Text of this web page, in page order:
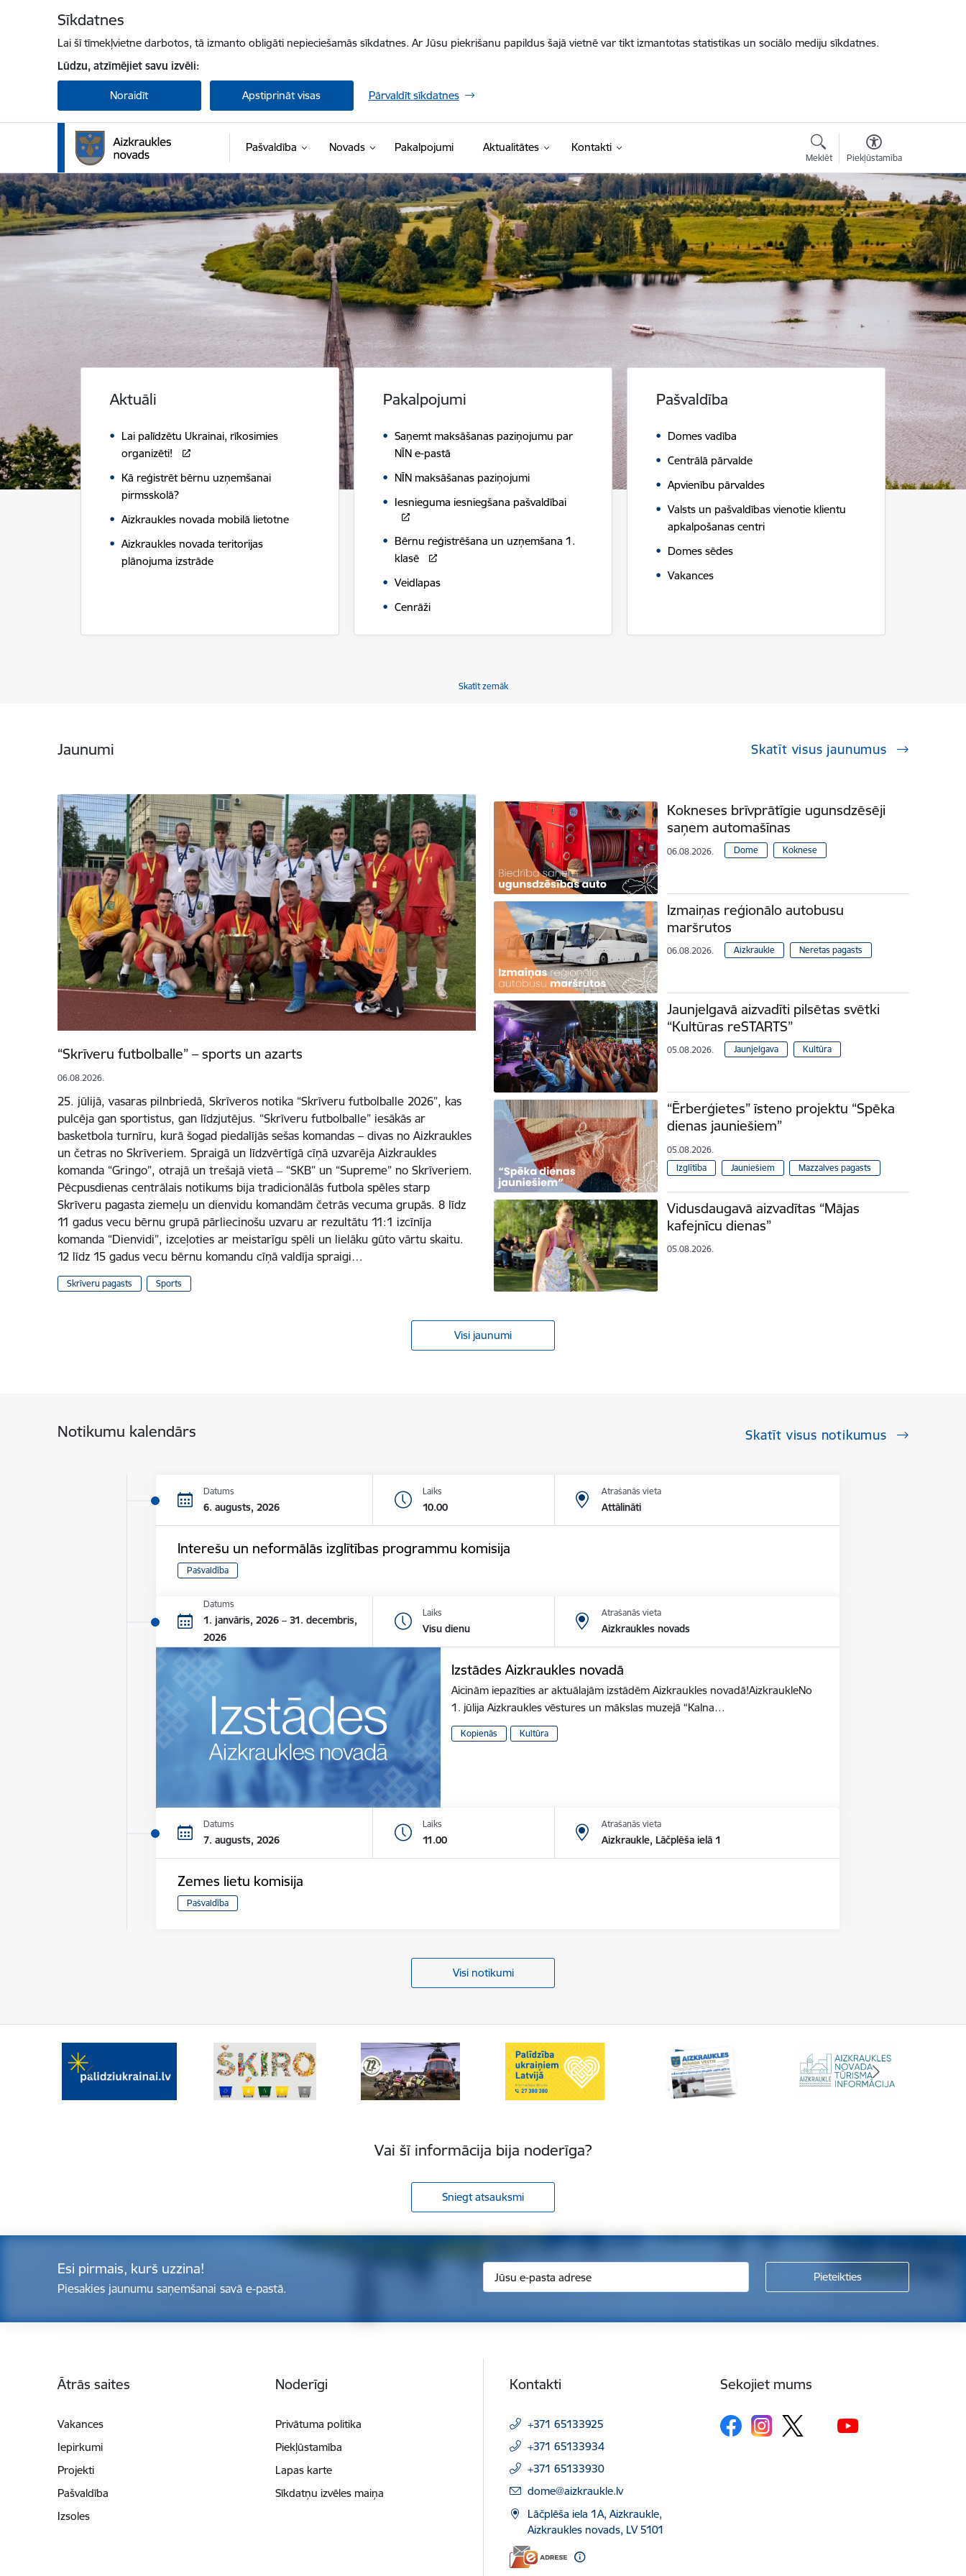
Sīkdatnes
Lai šī tīmekļvietne darbotos, tā izmanto obligāti nepieciešamās sīkdatnes. Ar Jūsu piekrišanu papildus šajā vietnē var tikt izmantotas statistikas un sociālo mediju sīkdatnes.
Lūdzu, atzīmējiet savu izvēli:
Noraidīt Apstiprināt visas Pārvaldīt sīkdatnes
Pašvaldība Novads Pakalpojumi Aktualitātes Kontakti
Meklēt Piekļūstamība
Aizkraukles novada pašvaldība
Aktuāli
Lai palīdzētu Ukrainai, rīkosimies
organizēti!
Kā reģistrēt bērnu uzņemšanai
pirmsskolā?
Aizkraukles novada mobilā lietotne
Aizkraukles novada teritorijas
plānojuma izstrāde
Pakalpojumi
Saņemt maksāšanas paziņojumu par
NĪN e-pastā
NĪN maksāšanas paziņojumi
Iesnieguma iesniegšana pašvaldībai
Bērnu reģistrēšana un uzņemšana 1.
klasē
Veidlapas
Cenrāži
Pašvaldība
Domes vadība
Centrālā pārvalde
Apvienību pārvaldes
Valsts un pašvaldības vienotie klientu
apkalpošanas centri
Domes sēdes
Vakances
Skatīt zemāk
Jaunumi Skatīt visus jaunumus
“Skrīveru futbolballe” – sports un azarts
06.08.2026.
25. jūlijā, vasaras pilnbriedā, Skrīveros notika “Skrīveru futbolballe 2026”, kas
pulcēja gan sportistus, gan līdzjutējus. “Skrīveru futbolballe” iesākās ar
basketbola turnīru, kurā šogad piedalījās sešas komandas – divas no Aizkraukles
un četras no Skrīveriem. Spraigā un līdzvērtīgā cīņā uzvarēja Aizkraukles
komanda “Gringo”, otrajā un trešajā vietā ‒ “SKB” un “Supreme” no Skrīveriem.
Pēcpusdienas centrālais notikums bija tradicionālās futbola spēles starp
Skrīveru pagasta ziemeļu un dienvidu komandām četrās vecuma grupās. 8 līdz
11 gadus vecu bērnu grupā pārliecinošu uzvaru ar rezultātu 11:1 izcīnīja
komanda “Dienvidi”, izceļoties ar meistarīgu spēli un lielāku gūto vārtu skaitu.
12 līdz 15 gadus vecu bērnu komandu cīņā valdīja spraigi…
Skrīveru pagasts Sports
Kokneses brīvprātīgie ugunsdzēsēji
saņem automašīnas
06.08.2026. Dome Koknese
Izmaiņas reģionālo autobusu
maršrutos
06.08.2026. Aizkraukle Neretas pagasts
Jaunjelgavā aizvadīti pilsētas svētki
“Kultūras reSTARTS”
05.08.2026. Jaunjelgava Kultūra
“Ērberģietes” īsteno projektu “Spēka
dienas jauniešiem”
05.08.2026.
Izglītība
Jauniešiem Mazzalves pagasts
Vidusdaugavā aizvadītas “Mājas
kafejnīcu dienas”
05.08.2026.
Visi jaunumi
Notikumu kalendārs Skatīt visus notikumus
Datums
6. augusts, 2026
Laiks
10.00
Atrašanās vieta
Attālināti
Interešu un neformālās izglītības programmu komisija
Pašvaldība
Datums
1. janvāris, 2026 – 31. decembris,
2026
Laiks
Visu dienu
Atrašanās vieta
Aizkraukles novads
Izstādes Aizkraukles novadā
Aicinām iepazīties ar aktuālajām izstādēm Aizkraukles novadā!AizkraukleNo
1. jūlija Aizkraukles vēstures un mākslas muzejā “Kalna…
Kopienās Kultūra
Datums
7. augusts, 2026
Laiks
11.00
Atrašanās vieta
Aizkraukle, Lāčplēša ielā 1
Zemes lietu komisija
Pašvaldība
Visi notikumi
Vai šī informācija bija noderīga?
Sniegt atsauksmi
Esi pirmais, kurš uzzina!
Piesakies jaunumu saņemšanai savā e-pastā.
Ātrās saites
Vakances
Iepirkumi
Projekti
Pašvaldība
Izsoles
Noderīgi
Privātuma politika
Piekļūstamība
Lapas karte
Sīkdatņu izvēles maiņa
Kontakti
+371 65133925
+371 65133934
+371 65133930
E-pasts:
dome@aizkraukle.lv
Lāčplēša iela 1A, Aizkraukle,
Aizkraukles novads, LV 5101
Sekojiet mums